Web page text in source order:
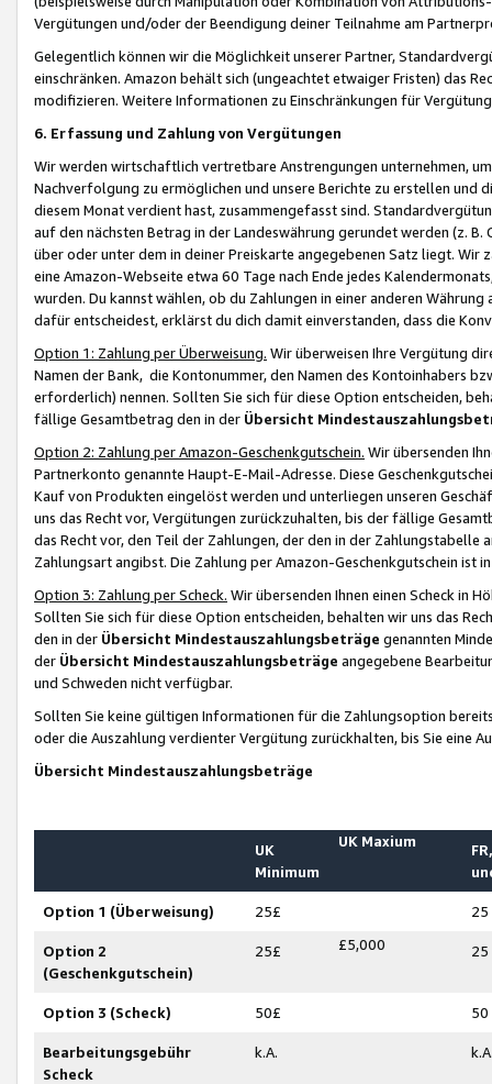
Vergütungen und/oder der Beendigung deiner Teilnahme am
Gelegentlich können wir die Möglichkeit unserer Partner,
einschränken. Amazon behält sich (ungeachtet etwaiger Fristen) das
modifizieren. Weitere Informationen zu Einschränkungen für
6. Erfassung und Zahlung von Vergütungen
Wir werden wirtschaftlich vertretbare Anstrengungen unternehmen,
Nachverfolgung zu ermöglichen und unsere Berichte zu erstellen und
diesem Monat verdient hast, zusammengefasst sind.
auf den nächsten Betrag in der Landeswährung gerundet werden (z.
über oder unter dem in deiner Preiskarte angegebenen Satz liegt.
eine Amazon-Webseite etwa 60 Tage nach Ende jedes
wurden. Du kannst wählen, ob du Zahlungen in einer anderen
dafür entscheidest, erklärst du dich damit einverstanden, dass die
Option 1: Zahlung per Überweisung. Wir überweisen Ihre Vergütung
Namen der Bank, die Kontonummer, den Namen des Kontoinhabers
erforderlich) nennen. Sollten Sie sich für diese Option entscheiden,
fällige Gesamtbetrag den in der Übersicht
Option 2: Zahlung per Amazon-Geschenkgutschein. Wir übersenden
Partnerkonto genannte Haupt-E-Mail-Adresse. Diese
Kauf von Produkten eingelöst werden und unterliegen unseren
uns das Recht vor, Vergütungen zurückzuhalten, bis der fällige
das Recht vor, den Teil der Zahlungen, der den in der
Zahlungsart angibst. Die Zahlung per Amazon-Geschenkgutschein ist
Option 3: Zahlung per Scheck. Wir übersenden Ihnen einen Scheck in
Sollten Sie sich für diese Option entscheiden, behalten wir uns das
den in der Übersicht Mindestauszahlungsbeträge genannten
der Übersicht Mindestauszahlungsbeträge angegebene
und Schweden nicht verfügbar.
Sollten Sie keine gültigen Informationen für die Zahlungsoption
oder die Auszahlung verdienter Vergütung zurückhalten, bis Sie
Übersicht Mindestauszahlungsbeträge
UK
Minimum
UK Maxium
Option 1 (Überweisung) 25£ 25
Option 2
(Geschenkgutschein)
25£ £5,000 25
Option 3 (Scheck) 50£ 50
Bearbeitungsgebühr
Scheck
k.A.